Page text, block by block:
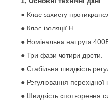
Ка-274К
● Клас захисту
● Клас ізоляції H.
● Номінальна напруга
● Три фази чотири дроти.
● Стабільна швидкість
● Регулювання перехідної
● Швидкість спотворення